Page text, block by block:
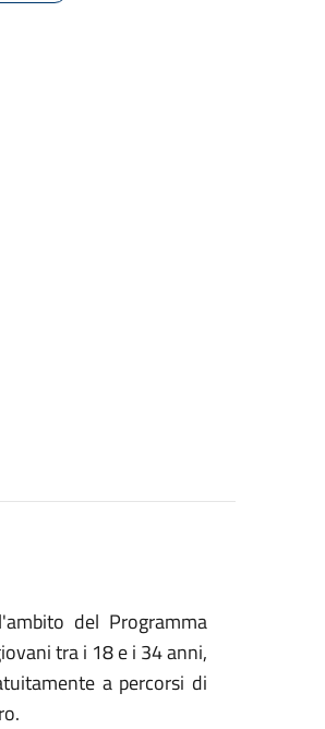
del Programma
tra i 18 e i 34 anni,
a percorsi di